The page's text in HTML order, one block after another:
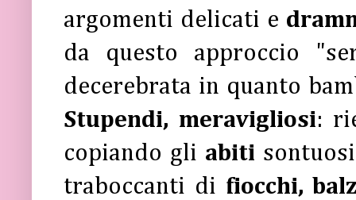
argomenti delicati e
da questo approccio
decerebrata in quanto
Stupendi, meravigliosi:
copiando gli abiti
traboccanti di fiocchi,